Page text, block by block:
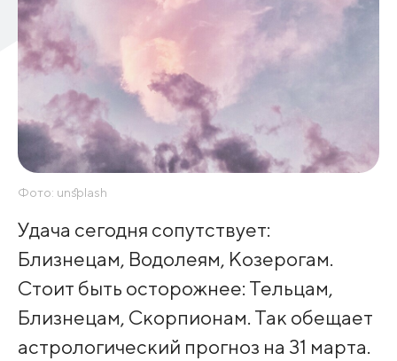
Фото: unsplash
Удача сегодня сопутствует:
Близнецам, Водолеям, Козерогам.
Стоит быть осторожнее: Тельцам,
Близнецам, Скорпионам. Так обещает
астрологический прогноз на 31 марта.